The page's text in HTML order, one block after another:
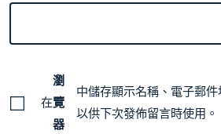
在
瀏
覽
器
中儲存顯示名稱、電子郵件
以供下次發佈留言時使用。